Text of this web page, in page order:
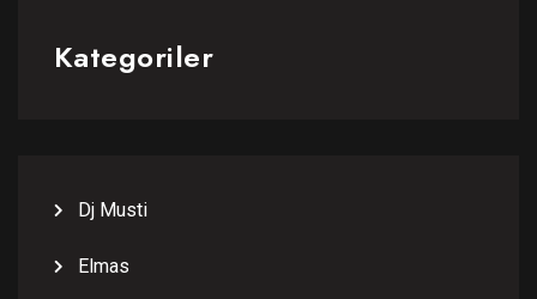
Kategoriler
Dj Musti
Elmas